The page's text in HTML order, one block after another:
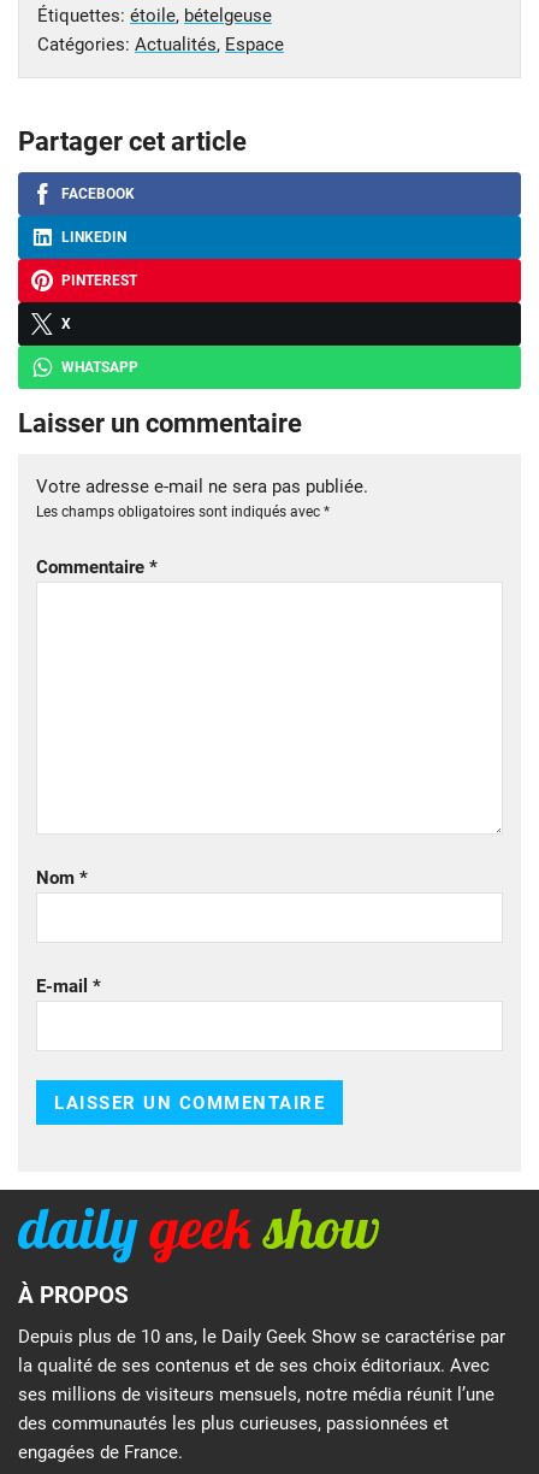
Étiquettes: étoile, bételgeuse
Catégories: Actualités, Espace
Partager cet article
FACEBOOK
LINKEDIN
PINTEREST
X
WHATSAPP
Laisser un commentaire
Votre adresse e-mail ne sera pas publiée.
Les champs obligatoires sont indiqués avec *
Commentaire *
Nom *
E-mail *
À PROPOS
Depuis plus de 10 ans, le Daily Geek Show se caractérise par
la qualité de ses contenus et de ses choix éditoriaux. Avec
ses millions de visiteurs mensuels, notre média réunit l’une
des communautés les plus curieuses, passionnées et
engagées de France.